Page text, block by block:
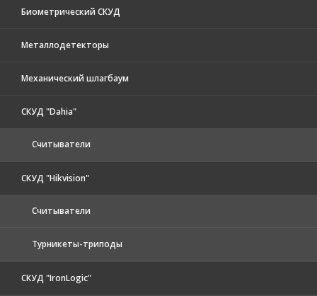
Биометрический СКУД
Металлодетекторы
Механический шлагбаум
СКУД "Dahia"
Считыватели
СКУД "Hikvision"
Считыватели
Турникеты-триподы
СКУД "IronLogic"